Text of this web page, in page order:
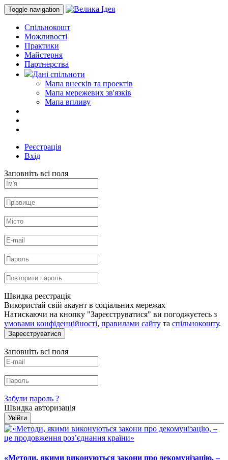
Toggle navigation
Спільнокошт
Можливості
Практики
Майстерня
Партнерства
Дані спільноти
Мапа внесків та проектів
Мапа мережевих зв'язків
Мапа впливу
Реєстрація
Вхід
Заповніть всі поля
Швидка реєстрація
Використай свій акаунт в соціальних мережах
Натискаючи на кнопку "Зареєструватися" ви погоджуєтесь з
умовами конфіденційності, правилами сайту та спільнокошту.
Зареєструватися
Заповніть всі поля
Забули пароль ?
Швидка авторизація
Увійти
«Методи, якими виконуються закони про декомунізацію, –